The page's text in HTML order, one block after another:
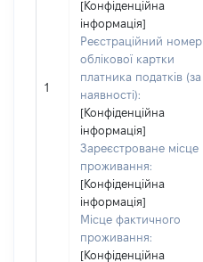
1
[Конфіденційна
інформація]
Реєстраційний номер
облікової картки
платника податків (за
наявності):
[Конфіденційна
інформація]
Зареєстроване місце
проживання:
[Конфіденційна
інформація]
Місце фактичного
проживання:
[Конфіденційна